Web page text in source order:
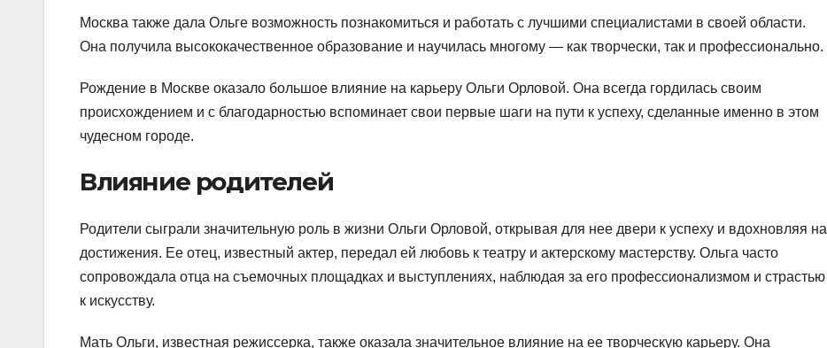
Москва также дала Ольге возможность познакомиться и работать с лучшими специалистами в своей области.
Она получила высококачественное образование и научилась многому — как творчески, так и профессионально.
Рождение в Москве оказало большое влияние на карьеру Ольги Орловой. Она всегда гордилась своим
происхождением и с благодарностью вспоминает свои первые шаги на пути к успеху, сделанные именно в этом
чудесном городе.
Влияние родителей
Родители сыграли значительную роль в жизни Ольги Орловой, открывая для нее двери к успеху и вдохновляя на
достижения. Ее отец, известный актер, передал ей любовь к театру и актерскому мастерству. Ольга часто
сопровождала отца на съемочных площадках и выступлениях, наблюдая за его профессионализмом и страстью
к искусству.
Мать Ольги, известная режиссерка, также оказала значительное влияние на ее творческую карьеру. Она